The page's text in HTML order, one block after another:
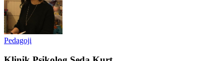
Pedagoji